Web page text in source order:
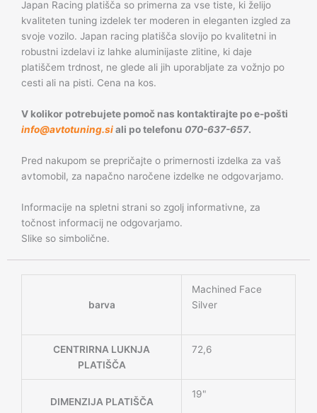
Japan Racing platišča so primerna za vse tiste, ki želijo
kvaliteten tuning izdelek ter moderen in eleganten izgled za
svoje vozilo. Japan racing platišča slovijo po kvalitetni in
robustni izdelavi iz lahke aluminijaste zlitine, ki daje
platiščem trdnost, ne glede ali jih uporabljate za vožnjo po
cesti ali na pisti. Cena na kos.
V kolikor potrebujete pomoč nas kontaktirajte po e-pošti
info@avtotuning.siali po telefonu 070-637-657.
Pred nakupom se prepričajte o primernosti izdelka za vaš
avtomobil, za napačno naročene izdelke ne odgovarjamo.
Informacije na spletni strani so zgolj informativne, za
točnost informacij ne odgovarjamo.
Slike so simbolične.
barva
Machined Face
Silver
CENTRIRNA LUKNJA
PLATIŠČA
72,6
DIMENZIJA PLATIŠČA
19"